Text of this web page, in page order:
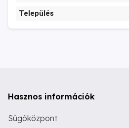
Település
Hasznos információk
Súgóközpont